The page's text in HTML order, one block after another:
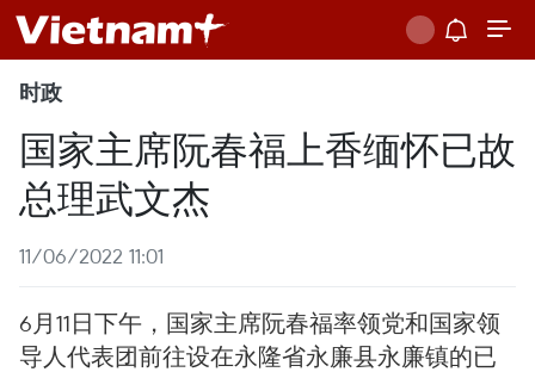
时政
国家主席阮春福上香缅怀已故
总理武文杰
11/06/2022 11:01
6月11日下午，国家主席阮春福率领党和国家领
导人代表团前往设在永隆省永廉县永廉镇的已